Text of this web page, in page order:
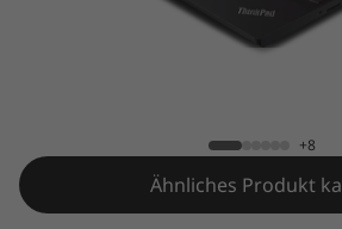
+8
Ähnliches Produkt